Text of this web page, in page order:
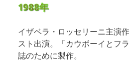
1988年
イザベラ・ロッセリーニ主演
スト出演。「カウボーイとフ
誌のために製作。